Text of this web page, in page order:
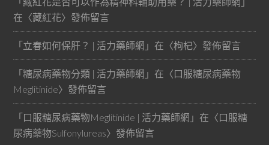
在〈藏紅花〉發佈留言
「立春如何保肝？ | 活力藥師網 」在〈枸杞〉發佈留言
「糖尿病藥物分類 | 活力藥師網 」在〈口服糖尿病藥物
Meglitinide〉發佈留言
「口服糖尿病藥物Meglitinide | 活力藥師網 」在〈口服糖
尿病藥物Sulfonylureas〉發佈留言